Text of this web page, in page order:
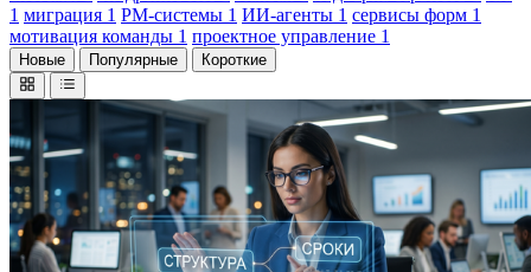
1 миграция 1 PM-системы 1 ИИ-агенты 1 сервисы форм 1
мотивация команды 1 проектное управление 1
Новые Популярные Короткие